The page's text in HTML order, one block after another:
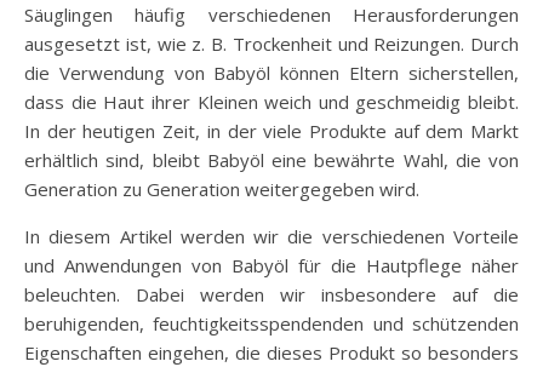
Säuglingen häufig verschiedenen Herausforderungen
ausgesetzt ist, wie z. B. Trockenheit und Reizungen. Durch
die Verwendung von Babyöl können Eltern sicherstellen,
dass die Haut ihrer Kleinen weich und geschmeidig bleibt.
In der heutigen Zeit, in der viele Produkte auf dem Markt
erhältlich sind, bleibt Babyöl eine bewährte Wahl, die von
Generation zu Generation weitergegeben wird.
In diesem Artikel werden wir die verschiedenen Vorteile
und Anwendungen von Babyöl für die Hautpflege näher
beleuchten. Dabei werden wir insbesondere auf die
beruhigenden, feuchtigkeitsspendenden und schützenden
Eigenschaften eingehen, die dieses Produkt so besonders